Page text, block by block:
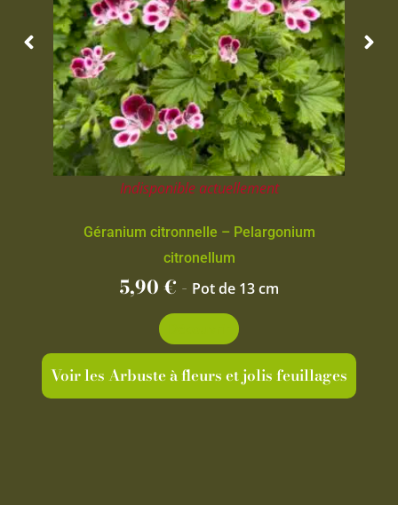
Indisponible actuellement
Géranium citronnelle – Pelargonium
citronellum
5,90€ - Pot de 13 cm
Voir les Arbuste à fleurs et jolis feuillages